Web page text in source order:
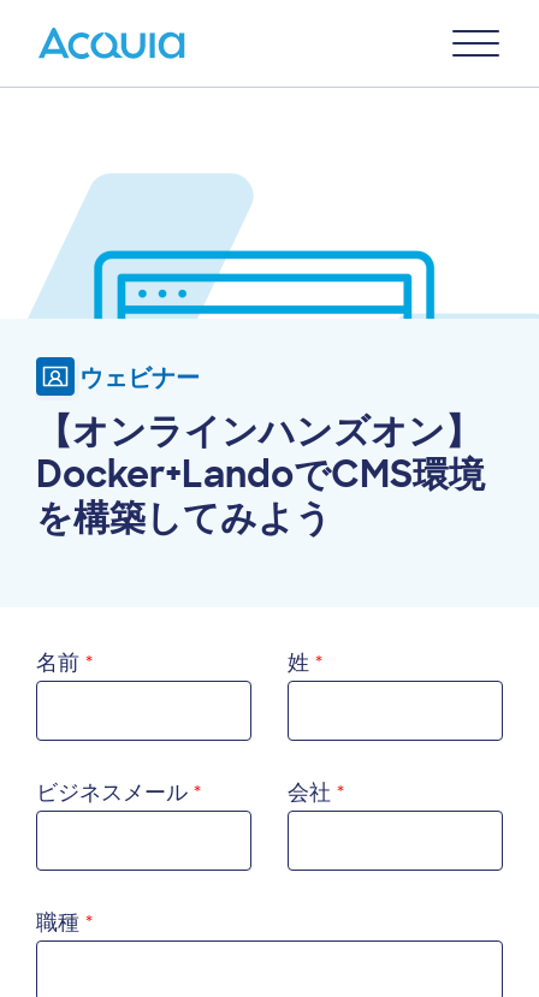
Menu
ウェビナー
【オンラインハンズオン】
Docker+LandoでCMS環境
を構築してみよう
名前 姓
ビジネスメール 会社
職種